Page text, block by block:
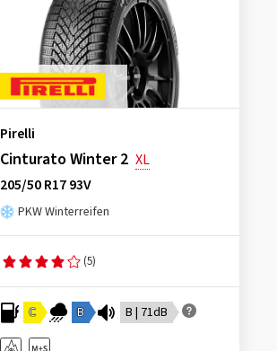
Pirelli
Cinturato Winter 2 XL
205/50 R17 93V
PKW Winterreifen
(5)
C B B | 71dB